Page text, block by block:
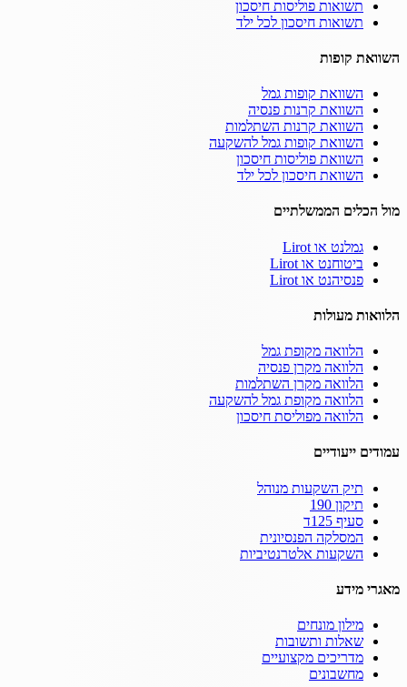
תשואות פוליסות חיסכון
תשואות חיסכון לכל ילד
השוואת קופות
השוואת קופות גמל
השוואת קרנות פנסיה
השוואת קרנות השתלמות
השוואת קופות גמל להשקעה
השוואת פוליסות חיסכון
השוואת חיסכון לכל ילד
מול הכלים הממשלתיים
גמלנט או Lirot
ביטוחנט או Lirot
פנסיהנט או Lirot
הלוואות מעולות
הלוואה מקופת גמל
הלוואה מקרן פנסיה
הלוואה מקרן השתלמות
הלוואה מקופת גמל להשקעה
הלוואה מפוליסת חיסכון
עמודים ייעודיים
תיק השקעות מנוהל
תיקון 190
סעיף 125ד
המסלקה הפנסיונית
השקעות אלטרנטיביות
מאגרי מידע
מילון מונחים
שאלות ותשובות
מדריכים מקצועיים
מחשבונים